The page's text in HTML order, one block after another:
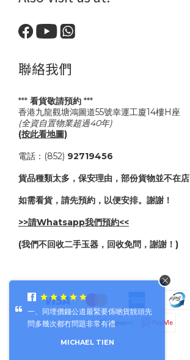
聯絡我們
*** 看貨敬請預約 ***
香港九龍觀塘鴻圖道55號幸運工廈14樓H座
(全資自置物業超過40年)
(按此看地圖)
電話：(852) 92719456
貨品種類太多，保安理由，部份貨物並不在店
如需看貨，請先預約，以便安排。謝謝！
>>請Whatsapp我們預約<<
(我們不回收二手玉器，回收免問，謝謝！)
一、同埋價錢公道最緊要係啲貨靚頭先
問多幾次都冇問題非常有禮
MICHAEL TIEN